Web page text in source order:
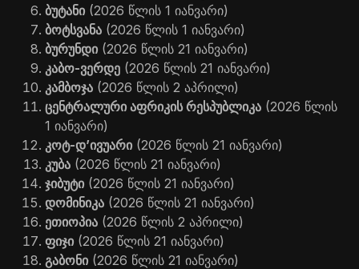
ბუტანი (2026 წლის 1 იანვარი)
ბოტსვანა (2026 წლის 1 იანვარი)
ბურუნდი (2026 წლის 21 იანვარი)
კაბო-ვერდე (2026 წლის 21 იანვარი)
კამბოჯა (2026 წლის 2 აპრილი)
ცენტრალური აფრიკის რესპუბლიკა (2026 წლის
1 იანვარი)
კოტ-დ’ივუარი (2026 წლის 21 იანვარი)
კუბა (2026 წლის 21 იანვარი)
ჯიბუტი (2026 წლის 21 იანვარი)
დომინიკა (2026 წლის 21 იანვარი)
ეთიოპია (2026 წლის 2 აპრილი)
ფიჯი (2026 წლის 21 იანვარი)
გაბონი (2026 წლის 21 იანვარი)